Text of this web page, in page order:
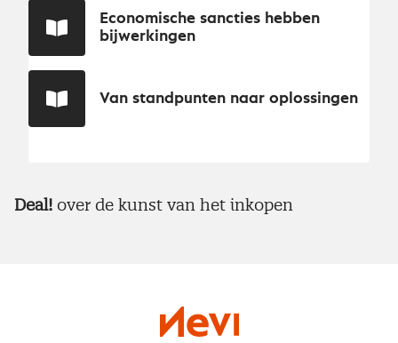
Economische sancties hebben
bijwerkingen
Van standpunten naar oplossingen
Deal! over de kunst van het inkopen